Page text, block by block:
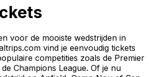
voor de mooiste wedstrijden in
vind je eenvoudig tickets
competities zoals de Premier
Champions League. Of je nu